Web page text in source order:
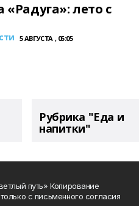
лето с
5 АВГУСТА , 05:05
Рубрика "Еда и
напитки"
путь» Копирование
с письменного согласия